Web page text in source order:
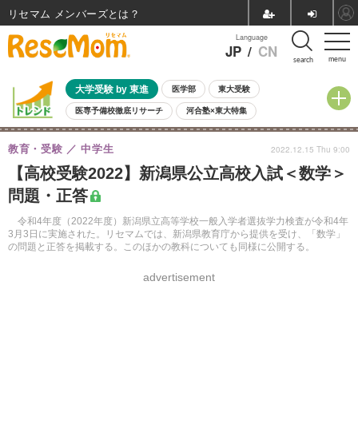
menu
Language
JP / CN search
大学受験 by 東進 医学部 東大受験
医専予備校徹底リサーチ 河合塾×東大特集
親子で考える大学選び 高校受験 中学受験 小学校受験
共通テスト 夏休み
8月開催イベント・WS 全国公立高校 過去問 人気記事
自由研究教材（小学生向け）
【高校受験2022】新潟県公立高校入試＜数学＞
問題・正答
令和4年度（2022年度）新潟県立高等学校一般入学者選抜学力検査が令和4年
3月3日に実施された。リセマムでは、新潟県教育庁から提供を受け、「数学」
の問題と正答を掲載する。このほかの教科についても同様に公開する。
教育・受験 中学生
advertisement
2022.12.15 Thu 9:00
リセマム メンバーズ